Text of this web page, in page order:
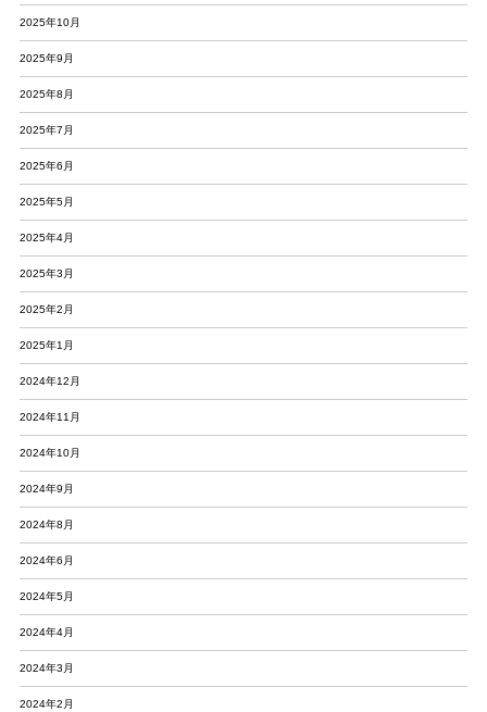
2025年10月
2025年9月
2025年8月
2025年7月
2025年6月
2025年5月
2025年4月
2025年3月
2025年2月
2025年1月
2024年12月
2024年11月
2024年10月
2024年9月
2024年8月
2024年6月
2024年5月
2024年4月
2024年3月
2024年2月